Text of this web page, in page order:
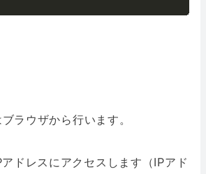
ラウザから行います。
ドレスにアクセスします（IPアド